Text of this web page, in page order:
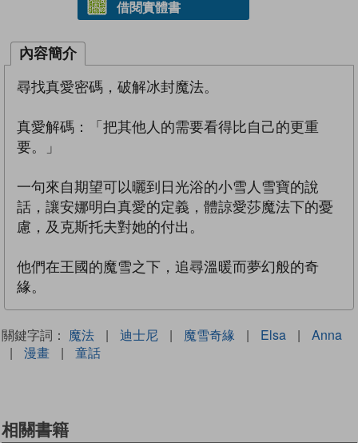
借閱實體書
內容簡介
尋找真愛密碼，破解冰封魔法。
真愛解碼：「把其他人的需要看得比自己的更重
要。」
一句來自期望可以曬到日光浴的小雪人雪寶的說
話，讓安娜明白真愛的定義，體諒愛莎魔法下的憂
慮，及克斯托夫對她的付出。
他們在王國的魔雪之下，追尋溫暖而夢幻般的奇
緣。
關鍵字詞： 魔法 | 迪士尼 | 魔雪奇緣 | Elsa |
Anna
|
漫畫 | 童話
相關書籍